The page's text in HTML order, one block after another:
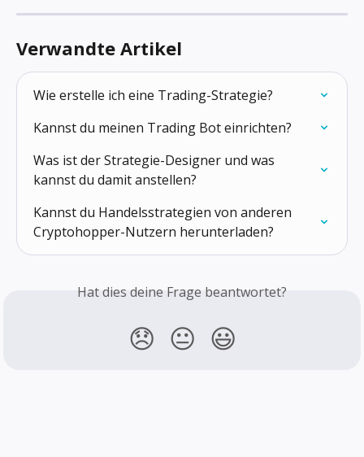
Verwandte Artikel
Wie erstelle ich eine Trading-Strategie?
Kannst du meinen Trading Bot einrichten?
Was ist der Strategie-Designer und was
kannst du damit anstellen?
Kannst du Handelsstrategien von anderen
Cryptohopper-Nutzern herunterladen?
Hat dies deine Frage beantwortet?
😞 😐 😃